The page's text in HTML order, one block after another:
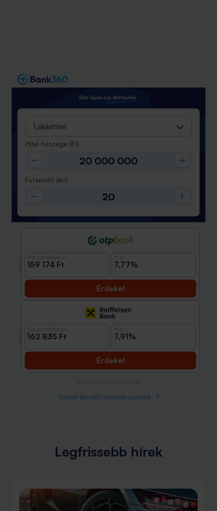
Lakáshitel
Hitel összege (Ft)
Futamidő (év)
159 174 Ft 7,77%
Érdekel
162 835 Ft 7,91%
Érdekel
További Bank360 lakáshitel ajánlatok
Legfrissebb hírek